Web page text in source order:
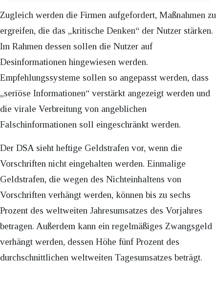
Zugleich werden die Firmen aufgefordert, Maßnahmen zu
ergreifen, die das „kritische Denken“ der Nutzer stärken.
Im Rahmen dessen sollen die Nutzer auf
Desinformationen hingewiesen werden.
Empfehlungssysteme sollen so angepasst werden, dass
„seriöse Informationen“ verstärkt angezeigt werden und
die virale Verbreitung von angeblichen
Falschinformationen soll eingeschränkt werden.
Der DSA sieht heftige Geldstrafen vor, wenn die
Vorschriften nicht eingehalten werden. Einmalige
Geldstrafen, die wegen des Nichteinhaltens von
Vorschriften verhängt werden, können bis zu sechs
Prozent des weltweiten Jahresumsatzes des Vorjahres
betragen. Außerdem kann ein regelmäßiges Zwangsgeld
verhängt werden, dessen Höhe fünf Prozent des
durchschnittlichen weltweiten Tagesumsatzes beträgt.